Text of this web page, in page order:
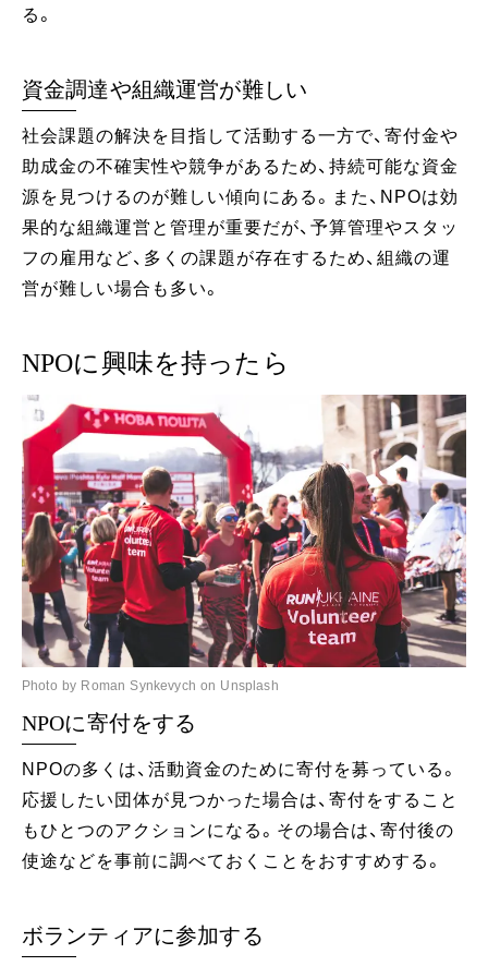
る。
資金調達や組織運営が難しい
社会課題の解決を目指して活動する一方で、寄付金や
助成金の不確実性や競争があるため、持続可能な資金
源を見つけるのが難しい傾向にある。また、NPOは効
果的な組織運営と管理が重要だが、予算管理やスタッ
フの雇用など、多くの課題が存在するため、組織の運
営が難しい場合も多い。
NPOに興味を持ったら
Photo by Roman Synkevych on Unsplash
NPOに寄付をする
NPOの多くは、活動資金のために寄付を募っている。
応援したい団体が見つかった場合は、寄付をすること
もひとつのアクションになる。その場合は、寄付後の
使途などを事前に調べておくことをおすすめする。
ボランティアに参加する